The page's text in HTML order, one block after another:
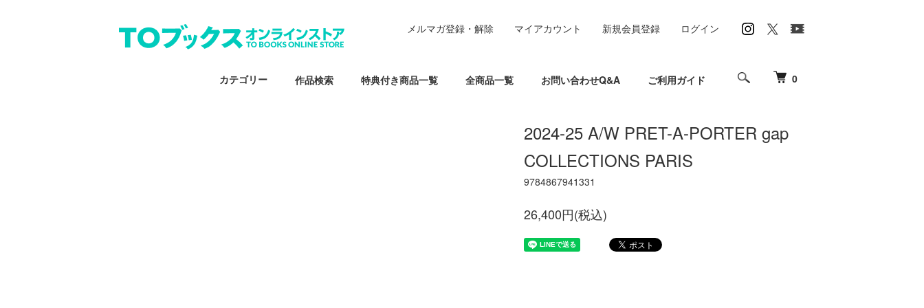
0
カテゴリー 作品検索 特典付き商品一覧 全商品一覧 お問い合わせQ&A ご利用ガイド
メルマガ登録・解除 マイアカウント 新規会員登録 ログイン
2024-25 A/W PRET-A-PORTER gap
COLLECTIONS PARIS
9784867941331
26,400円(税込)